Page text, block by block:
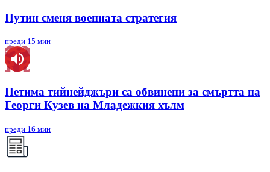
Путин сменя военната стратегия
преди 15 мин
Петима тийнейджъри са обвинени за смъртта на
Георги Кузев на Младежкия хълм
преди 16 мин